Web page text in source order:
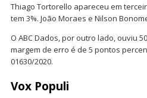
Thiago Tortorello apareceu em
tem 3%. João Moraes e Nilson
O ABC Dados, por outro lado, ouviu
margem de erro é de 5 pontos
01630/2020.
Vox Populi